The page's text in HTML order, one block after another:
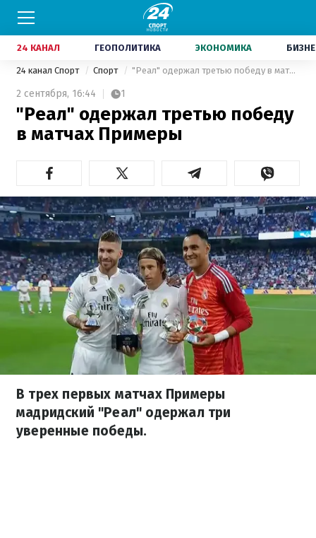
24 КАНАЛ ГЕОПОЛИТИКА ЭКОНОМИКА
24 канал Спорт Спорт "Реал" одержал третью победу в матчах Примеры
2 сентября, 16:44 1
"Реал" одержал третью победу
в матчах Примеры
В трех первых матчах Примеры
мадридский "Реал" одержал три
уверенные победы.